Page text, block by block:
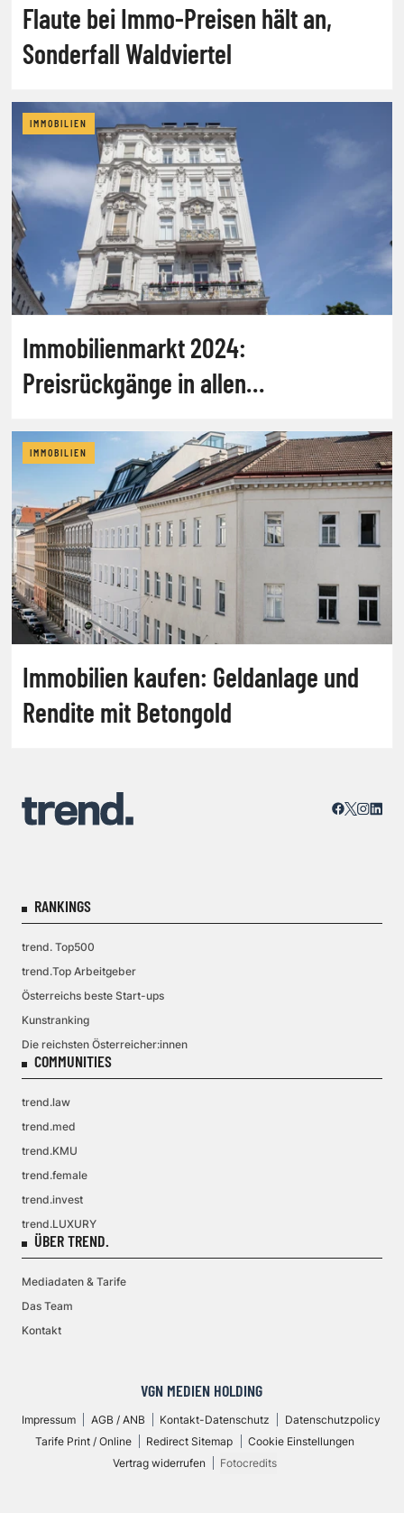
Flaute bei Immo-Preisen hält an,
Sonderfall Waldviertel
IMMOBILIEN
Immobilienmarkt 2024:
Preisrückgänge in allen
IMMOBILIEN
Immobilien kaufen: Geldanlage und
Rendite mit Betongold
RANKINGS
trend. Top500
trend.Top Arbeitgeber
Österreichs beste Start-ups
Kunstranking
Die reichsten Österreicher:innen
COMMUNITIES
trend.law
trend.med
trend.KMU
trend.female
trend.invest
trend.LUXURY
ÜBER TREND.
Mediadaten & Tarife
Das Team
Kontakt
VGN MEDIEN HOLDING
Impressum AGB / ANB Kontakt-Datenschutz
Datenschutzpolicy
Tarife Print / Online
Redirect Sitemap
Cookie Einstellungen
Vertrag widerrufen
Fotocredits